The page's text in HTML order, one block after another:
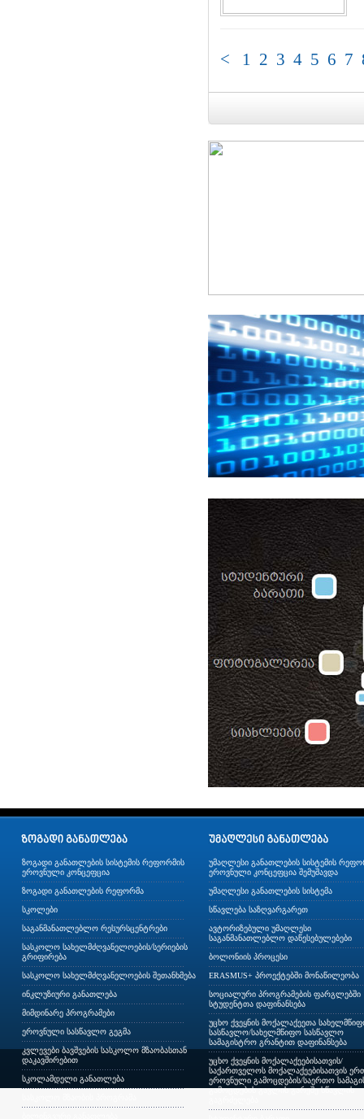
< 1 2 3 4 5 6 7
ზოგადი განათლების სისტემის რეფორმის
ეროვნული კონცეფცია
ზოგადი განათლების რეფორმა
სკოლები
საგანმანათლებლო რესურსცენტრები
სასკოლო სახელმძღვანელოების/სერიების
გრიფირება
სასკოლო სახელმძღვანელოების შეთანხმება
ინკლუზიური განათლება
მიმდინარე პროგრამები
ეროვნული სასწავლო გეგმა
კვლევები ბავშვების სასკოლო მზაობასთან
დაკავშირებით
სკოლამდელი განათლება
უმაღლესი განათლების სისტემის
ეროვნული კონცეფცია შემუშავდა
უმაღლესი განათლების სისტემა
სწავლება საზღვარგარეთ
ავტორიზებული უმაღლესი
საგანმანათლებლო დაწესებულებები
ბოლონიის პროცესი
ERASMUS+ პროექტებში მონაწილეობა
სოციალური პროგრამების ფარგლებში
სტუდენტთა დაფინანსება
უცხო ქვეყნის მოქალაქეეთა
სასწავლო/სახელმწიფო სასწავლო
სამაგისტრო გრანტით დაფინანსება
უცხო ქვეყნის მოქალაქეებისათვის/
საქართველოს მოქალაქეებისათვის
ეროვნული გამოცდების/საერთო
გამოცდების გავლის გარეშე სწავლის